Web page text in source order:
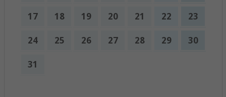
17 18 19 20 21 22 23
24 25 26 27 28 29 30
31